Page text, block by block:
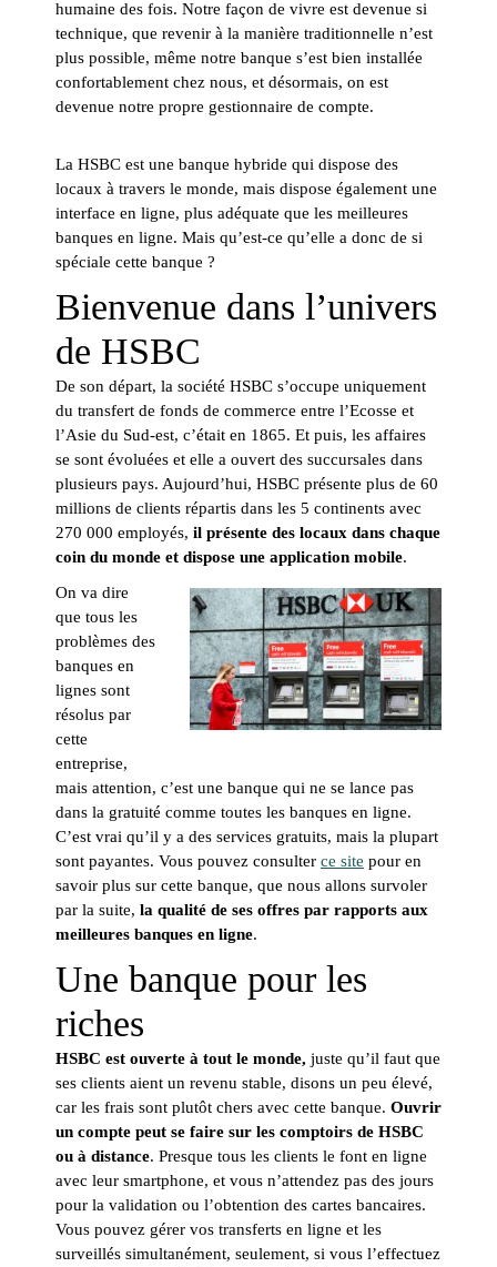
humaine des fois. Notre façon de vivre est devenue si
technique, que revenir à la manière traditionnelle n’est
plus possible, même notre banque s’est bien installée
confortablement chez nous, et désormais, on est
devenue notre propre gestionnaire de compte.
La HSBC est une banque hybride qui dispose des
locaux à travers le monde, mais dispose également une
interface en ligne, plus adéquate que les meilleures
banques en ligne. Mais qu’est-ce qu’elle a donc de si
spéciale cette banque ?
Bienvenue dans l’univers
de HSBC
De son départ, la société HSBC s’occupe uniquement
du transfert de fonds de commerce entre l’Ecosse et
l’Asie du Sud-est, c’était en 1865. Et puis, les affaires
se sont évoluées et elle a ouvert des succursales dans
plusieurs pays. Aujourd’hui, HSBC présente plus de 60
millions de clients répartis dans les 5 continents avec
270 000 employés, il présente des locaux dans chaque
coin du monde et dispose une application mobile.
On va dire
que tous les
problèmes des
banques en
lignes sont
résolus par
cette
entreprise,
mais attention, c’est une banque qui ne se lance pas
dans la gratuité comme toutes les banques en ligne.
C’est vrai qu’il y a des services gratuits, mais la plupart
sont payantes. Vous pouvez consulter ce site pour en
savoir plus sur cette banque, que nous allons survoler
par la suite, la qualité de ses offres par rapports aux
meilleures banques en ligne.
Une banque pour les
riches
HSBC est ouverte à tout le monde, juste qu’il faut que
ses clients aient un revenu stable, disons un peu élevé,
car les frais sont plutôt chers avec cette banque. Ouvrir
un compte peut se faire sur les comptoirs de HSBC
ou à distance. Presque tous les clients le font en ligne
avec leur smartphone, et vous n’attendez pas des jours
pour la validation ou l’obtention des cartes bancaires.
Vous pouvez gérer vos transferts en ligne et les
surveillés simultanément, seulement, si vous l’effectuez